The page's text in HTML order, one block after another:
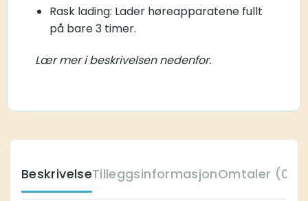
Rask lading: Lader høreapparatene fullt
på bare 3 timer.
Lær mer i beskrivelsen nedenfor.
BeskrivelseTilleggsinformasjonOmtaler (0)